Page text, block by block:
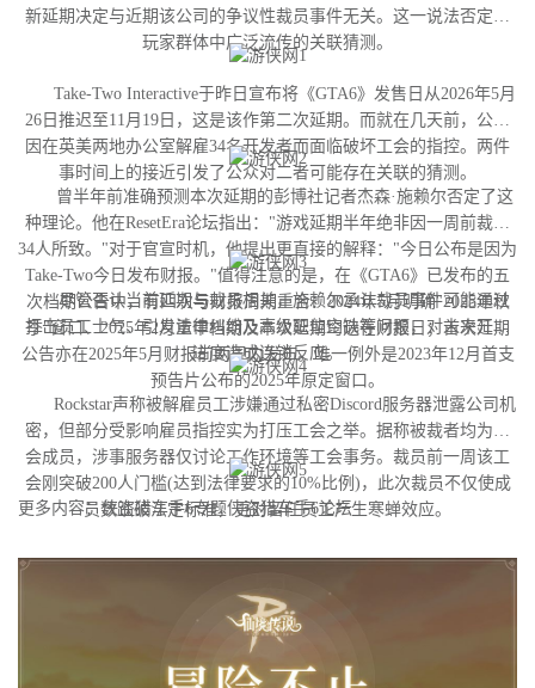
新延期决定与近期该公司的争议性裁员事件无关。这一说法否定了
玩家群体中广泛流传的关联猜测。
Take-Two Interactive于昨日宣布将《GTA6》发售日从2026年5月
26日推迟至11月19日，这是该作第二次延期。而就在几天前，公司
因在英美两地办公室解雇34名开发者而面临破坏工会的指控。两件
事时间上的接近引发了公众对二者可能存在关联的猜测。
曾半年前准确预测本次延期的彭博社记者杰森·施赖尔否定了这
种理论。他在ResetEra论坛指出："游戏延期半年绝非因一周前裁撤
34人所致。"对于官宣时机，他提出更直接的解释："今日公布是因为
Take-Two今日发布财报。"值得注意的是，在《GTA6》已发布的五
次档期公告中，有四次与财报周期重合：2024年5月明确"2025年秋
季"窗口、2025年2月重申档期及本次延期均选在财报日；首次延期
公告亦在2025年5月财报前两周内发布。唯一例外是2023年12月首支
预告片公布的2025年原定窗口。
尽管否认当前延期与裁员相关，施赖尔承认裁员事件可能通过
打击员工士气、引发法律纠纷及高级职位空缺等问题，对未来开发
进度造成连锁反应。
Rockstar声称被解雇员工涉嫌通过私密Discord服务器泄露公司机
密，但部分受影响雇员指控实为打压工会之举。据称被裁者均为工
会成员，涉事服务器仅讨论工作环境等工会事务。裁员前一周该工
会刚突破200人门槛(达到法律要求的10%比例)，此次裁员不仅使成
员数跌破法定标准，更对留任员工产生寒蝉效应。
更多内容：侠盗猎车手6专题侠盗猎车手6论坛